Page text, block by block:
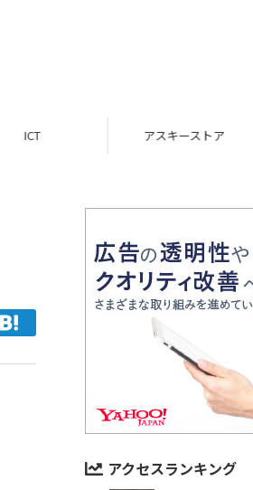
ICT アスキーストア
アクセスランキング